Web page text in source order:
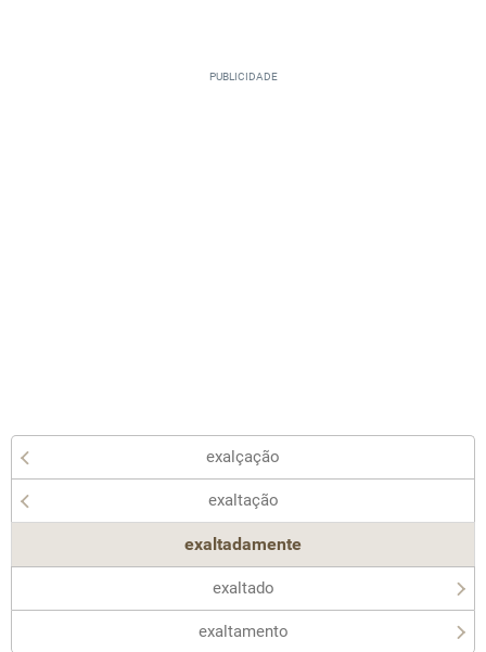
exalçação
exaltação
exaltadamente
exaltado
exaltamento